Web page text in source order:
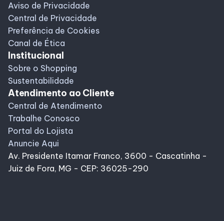
Aviso de Privacidade
Central de Privacidade
Preferência de Cookies
Canal de Ética
Institucional
Sobre o Shopping
Sustentabilidade
Atendimento ao Cliente
Central de Atendimento
Trabalhe Conosco
Portal do Lojista
Anuncie Aqui
Av. Presidente Itamar Franco, 3600 - Cascatinha -
Juiz de Fora, MG - CEP: 36025-290